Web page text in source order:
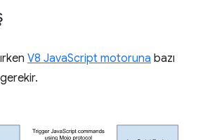
V8 JavaScript motoruna bazı